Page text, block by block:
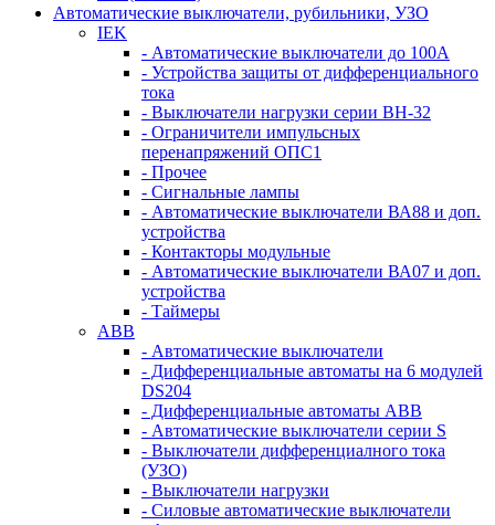
Автоматические выключатели, рубильники, УЗО
IEK
- Автоматические выключатели до 100A
- Устройства защиты от дифференциального
тока
- Выключатели нагрузки серии ВН-32
- Ограничители импульсных
перенапряжений ОПС1
- Прочее
- Сигнальные лампы
- Автоматические выключатели ВА88 и доп.
устройства
- Контакторы модульные
- Автоматические выключатели ВА07 и доп.
устройства
- Таймеры
ABB
- Автоматические выключатели
- Дифференциальные автоматы на 6 модулей
DS204
- Дифференциальные автоматы АВВ
- Автоматические выключатели серии S
- Выключатели дифференциалного тока
(УЗО)
- Выключатели нагрузки
- Силовые автоматические выключатели